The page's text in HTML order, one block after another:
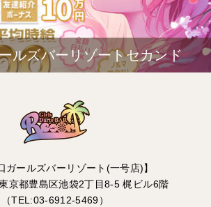
ルズバーリゾートセカンド
ガールズバーリゾート(一号店)】
京都豊島区池袋2丁目8-5 梶ビル6階
（TEL:03-6912-5469）